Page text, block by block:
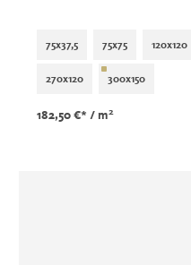
75x37,5 75x75 120x120
270x120 300x150
182,50 €* / m2